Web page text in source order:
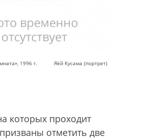
1996 г. Яёй Кусама (портрет)
которых проходит
отметить две